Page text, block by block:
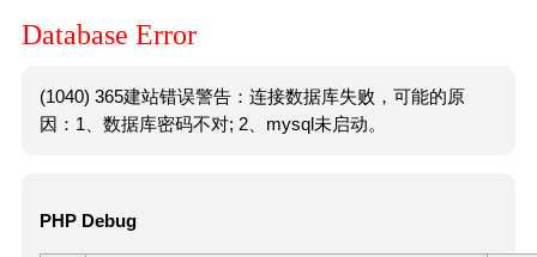
Database Error
(1040) 365建站错误警告：连接数据库失败，可能的原
因：1、数据库密码不对; 2、mysql未启动。
PHP Debug